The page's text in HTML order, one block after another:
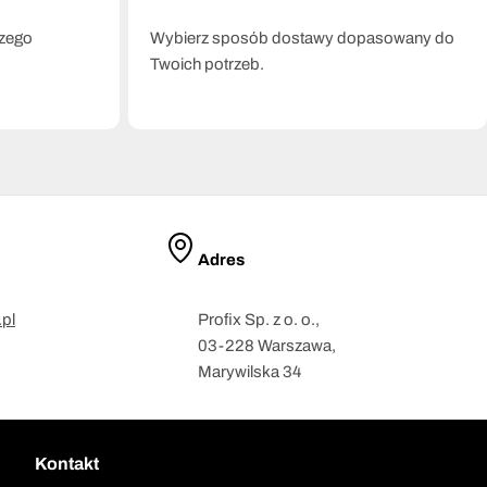
Wybierz sposób dostawy dopasowany do
Twoich potrzeb.
Adres
Profix Sp. z o. o.,
03-228 Warszawa,
Marywilska 34
Kontakt